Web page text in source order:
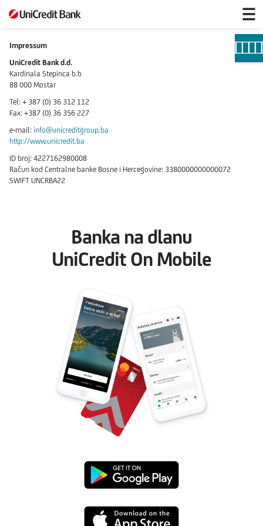
Impressum
Impressum
UniCredit Bank d.d.
Kardinala Stepinca b.b
88 000 Mostar
Tel: + 387 (0) 36 312 112
Fax: +387 (0) 36 356 227
e-mail: info@unicreditgroup.ba
http://www.unicredit.ba
ID broj: 4227162980008
Račun kod Centralne banke Bosne i Hercegovine: 3380000000000072
SWIFT UNCRBA22
Banka na dlanu
UniCredit On Mobile
Preuzmi
s
Preuzmi